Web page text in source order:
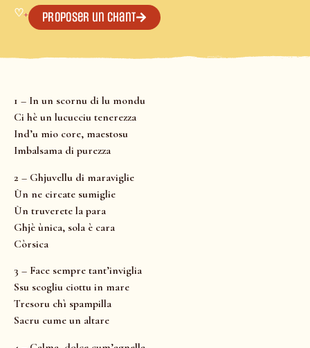
♡+ Proposer un chant
1 – In un scornu di lu mondu
Ci hè un lucucciu tenerezza
Ind’u mio core, maestosu
Imbalsama di purezza
2 – Ghjuvellu di maraviglie
Ùn ne circate sumiglie
Ùn truverete la para
Ghjè ùnica, sola è cara
Còrsica
3 – Face sempre tant’inviglia
Ssu scogliu ciottu in mare
Tresoru chì spampilla
Sacru cume un altare